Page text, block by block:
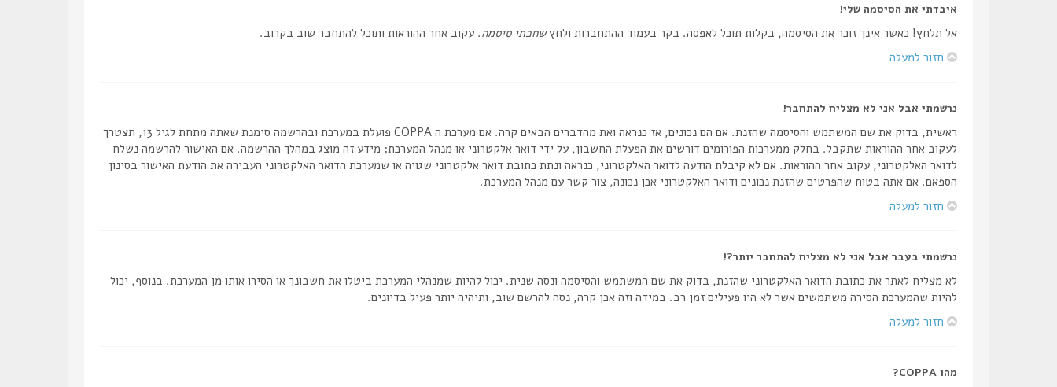
איבדתי את הסיסמה שלי!
אל תלחץ! כאשר אינך זוכר את הסיסמה, בקלות תוכל לאפסה. בקר בעמוד ההתחברות ולחץשחכתי סיסמה. עקוב אחר ההוראות ותוכל להתחבר שוב בקרוב.
חזור למעלה
נרשמתי אבל אני לא מצליח להתחבר!
ראשית, בדוק את שם המשתמש והסיסמה שהזנת. אם הם נכונים, אז כנראה ואת מהדברים הבאים קרה. אם מערכת ה COPPA פועלת במערכת ובהרשמה סימנת שאתה מתחת לגיל 13, תצטרך
לעקוב אחר ההוראות שתקבל. בחלק ממערכות הפורומים דורשים את הפעלת החשבון, על ידי דואר אלקטרוני או מנהל המערכת; מידע זה מוצג במהלך ההרשמה. אם האישור להרשמה נשלח
לדואר האלקטרוני, עקוב אחר ההוראות. אם לא קיבלת הודעה לדואר האלקטרוני, כנראה ונתת כתובת דואר אלקטרוני שגויה או שמערכת הדואר האלקטרוני העבירה את הודעת האישור בסינון
הספאם. אם אתה בטוח שהפרטים שהזנת נכונים ודואר האלקטרוני אכן נכונה, צור קשר עם מנהל המערכת.
חזור למעלה
נרשמתי בעבר אבל אני לא מצליח להתחבר יותר?!
לא מצליח לאתר את כתובת הדואר האלקטרוני שהזנת, בדוק את שם המשתמש והסיסמה ונסה שנית. יכול להיות שמנהלי המערכת ביטלו את חשבונך או הסירו אותו מן המערכת. בנוסף, יכול
להיות שהמערכת הסירה משתמשים אשר לא היו פעילים זמן רב. במידה וזה אכן קרה, נסה להרשם שוב, ותיהיה יותר פעיל בדיונים.
חזור למעלה
מהו COPPA?